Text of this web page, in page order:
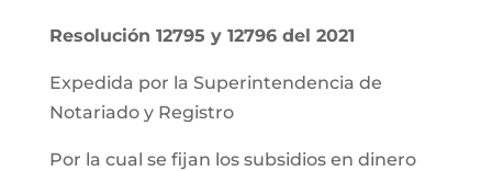
Resolución 12795 y 12796 del 2021
Expedida por la Superintendencia de
Notariado y Registro
Por la cual se fijan los subsidios en dinero